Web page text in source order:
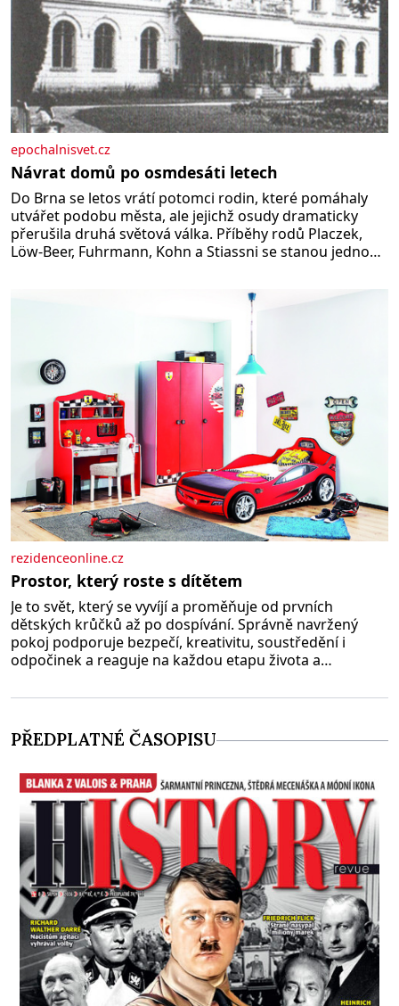
epochalnisvet.cz
Návrat domů po osmdesáti letech
Do Brna se letos vrátí potomci rodin, které pomáhaly
utvářet podobu města, ale jejichž osudy dramaticky
přerušila druhá světová válka. Příběhy rodů Placzek,
Löw-Beer, Fuhrmann, Kohn a Stiassni se stanou jednou
jednoduché. Místa, která si člověk pamatuje z
rodinných vyprávění, už dávno
rezidenceonline.cz
Prostor, který roste s dítětem
Je to svět, který se vyvíjí a proměňuje od prvních
dětských krůčků až po dospívání. Správně navržený
pokoj podporuje bezpečí, kreativitu, soustředění i
odpočinek a reaguje na každou etapu života a
jednoduchost, měkkost a bezpečí, proto by pokoj
Předškolní věk je
PŘEDPLATNÉ ČASOPISU